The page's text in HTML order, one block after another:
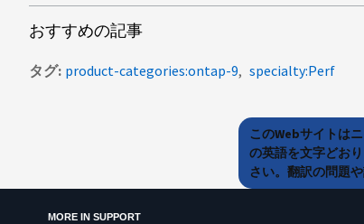
おすすめの記事
タグ product-categories:ontap-9 specialty:Perf
このWebサイトは
の英語を文字どお
さい。翻訳の問題
MORE IN SUPPORT